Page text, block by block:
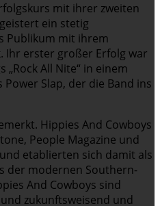
mit ihrer zweiten
ein stetig
Publikum mit ihrem
Ihr erster großer Erfolg war
„Rock All Nite“ in einem
Slap, der die Band ins
Hippies And Cowboys
People Magazine und
etablierten sich damit als
der modernen Southern-
And Cowboys sind
zukunftsweisend und